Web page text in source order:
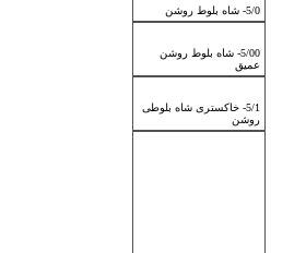
5/0- شاه بلوط روشن
5/00- شاه بلوط روشن
عمیق
5/1- خاکستری شاه بلوطی
روشن